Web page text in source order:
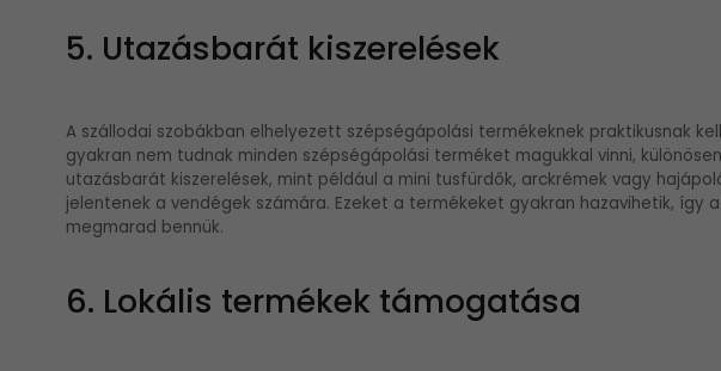
5. Utazásbarát kiszerelések
A szállodai szobákban elhelyezett szépségápolási termékeknek praktikusnak
gyakran nem tudnak minden szépségápolási terméket magukkal vinni,
utazásbarát kiszerelések, mint például a mini tusfürdők, arckrémek vagy
jelentenek a vendégek számára. Ezeket a termékeket gyakran hazavihetik, így
megmarad bennük.
6. Lokális termékek támogatása